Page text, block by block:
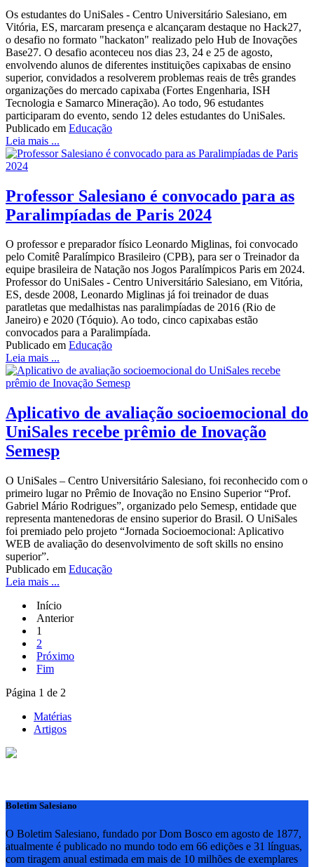
Os estudantes do UniSales - Centro Universitário Salesiano, em
Vitória, ES, marcaram presença e alcançaram destaque no Hack27,
o desafio no formato "hackaton" realizado pelo Hub de Inovações
Base27. O desafio aconteceu nos dias 23, 24 e 25 de agosto,
envolvendo alunos de diferentes instituições capixabas de ensino
superior, convidados a resolverem problemas reais de três grandes
organizações do mercado capixaba (Fortes Engenharia, ISH
Tecnologia e Samarco Mineração). Ao todo, 96 estudantes
participaram do evento, sendo 12 deles estudantes do UniSales.
Publicado em Educação
Leia mais ...
Professor Salesiano é convocado para as
Paralimpíadas de Paris 2024
O professor e preparador físico Leonardo Miglinas, foi convocado
pelo Comitê Paralímpico Brasileiro (CPB), para ser o Treinador da
equipe brasileira de Natação nos Jogos Paralímpicos Paris em 2024.
Professor do UniSales - Centro Universitário Salesiano, em Vitória,
ES, desde 2008, Leonardo Miglinas já foi treinador de duas
paratletas que medalhistas nas paralimpíadas de 2016 (Rio de
Janeiro) e 2020 (Tóquio). Ao todo, cinco capixabas estão
convocados para a Paralimpíada.
Publicado em Educação
Leia mais ...
Aplicativo de avaliação socioemocional do
UniSales recebe prêmio de Inovação
Semesp
O UniSales – Centro Universitário Salesiano, foi reconhecido com o
primeiro lugar no Prêmio de Inovação no Ensino Superior “Prof.
Gabriel Mário Rodrigues”, organizado pelo Semesp, entidade que
representa mantenedoras de ensino superior do Brasil. O UniSales
foi premiado pelo projeto “Jornada Socioemocional: Aplicativo
WEB de avaliação do desenvolvimento de soft skills no ensino
superior”.
Publicado em Educação
Leia mais ...
Início
Anterior
1
2
Próximo
Fim
Página 1 de 2
Matérias
Artigos
Boletim Salesiano
O Boletim Salesiano, fundado por Dom Bosco em agosto de 1877,
atualmente é publicado no mundo todo em 66 edições e 31 línguas,
com tiragem anual estimada em mais de 10 milhões de exemplares